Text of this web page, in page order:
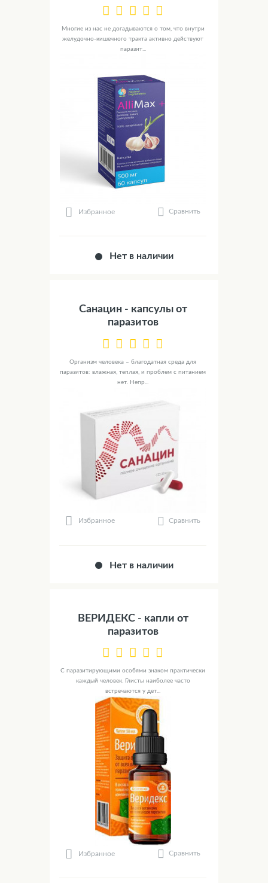
Многие из нас не догадываются о том, что внутри
желудочно-кишечного тракта активно действуют
паразит...
Избранное Сравнить
Нет в наличии
Санацин - капсулы от
паразитов
Организм человека – благодатная среда для
паразитов: влажная, теплая, и проблем с питанием
нет. Непр...
Избранное Сравнить
Нет в наличии
ВЕРИДЕКС - капли от
паразитов
С паразитирующими особями знаком практически
каждый человек. Глисты наиболее часто
встречаются у дет...
Избранное Сравнить